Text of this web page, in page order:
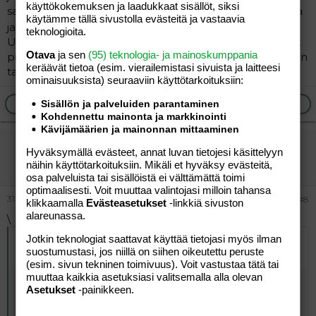
sairaalasta kotiin samaisessa sopivankokoisessa puvussa
ja kolmannelle ei mahtunut lainkaan
Useimmissa lasten vaatteissa nuo ulkomaiset koot ovat
pienempiä kuin vastaavat täällä, mutta päinvastaisistakin
tapauksista on kokemusta.
Ilmoita asiaton viesti
webmama
Aktiivinen jäsen
31.03.2005 #8
\
Alkuperäinen kirjoittaja30.03.2005 klo 16:40 yxz
kirjoitti:
Ulkomailla nuo vaatteiden koot ovat vähän mitä sattuu.
Osta sellaisia, jotka vaikuttavat hieman isommilta kuin
käyttökokemuksen ja laadukkaat sisällöt, siksi
käytämme tällä sivustolla evästeitä ja vastaavia
teknologioita.
Otavaja sen (95) teknologia- ja mainoskumppania
keräävät tietoa (esim. vierailemis­tasi sivuista ja laitteesi
ominaisuuk­sista) seuraaviin käyttötarkoituksiin:
Sisällön ja palveluiden parantaminen
Kohdennettu mainonta ja markkinointi
Kävijämäärien ja mainonnan mittaaminen
Hyväksymällä evästeet, annat luvan tietojesi käsittelyyn
näihin käyttötarkoituksiin. Mikäli et hyväksy evästeitä,
osa palveluista tai sisällöistä ei välttämättä toimi
optimaalisesti. Voit muuttaa valintojasi milloin tahansa
klikkaamalla Evästeasetukset -linkkiä sivuston
alareunassa.
Jotkin teknologiat saattavat käyttää tietojasi myös ilman
suostumustasi, jos niillä on siihen oikeutettu peruste
(esim. sivun tekninen toimivuus). Voit vastustaa tätä tai
muuttaa kaikkia asetuksiasi valitsemalla alla olevan
Asetukset -painikkeen.